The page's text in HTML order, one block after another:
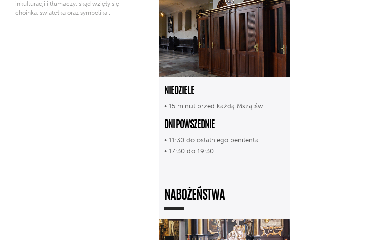
inkulturacji i tłumaczy, skąd wzięły się
choinka, światełka oraz symbolika...
NIEDZIELE
• 15 minut przed każdą Mszą św.
DNI POWSZEDNIE
• 11:30 do ostatniego penitenta
• 17:30 do 19:30
NABOŻEŃSTWA